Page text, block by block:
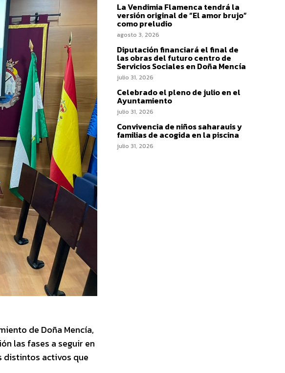
de Doña Mencía,
las fases a seguir en
distintos activos que
La Vendimia Flamenca tendrá la
versión original de “El amor brujo”
como preludio
agosto 3, 2026
Diputación financiará el final de
las obras del futuro centro de
Servicios Sociales en Doña Mencía
julio 31, 2026
Celebrado el pleno de julio en el
Ayuntamiento
julio 31, 2026
Convivencia de niños saharauis y
familias de acogida en la piscina
julio 31, 2026